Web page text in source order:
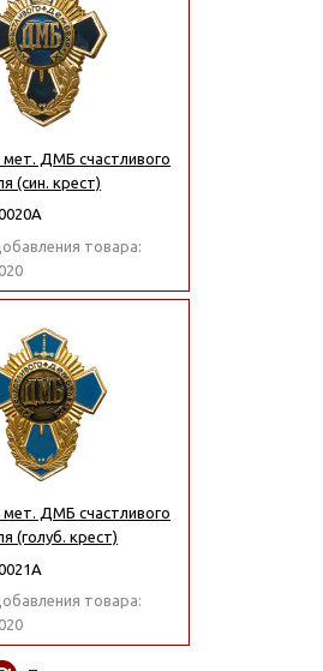
мет. ДМБ счастливого
(син. крест)
товара:
мет. ДМБ счастливого
(голуб. крест)
товара: